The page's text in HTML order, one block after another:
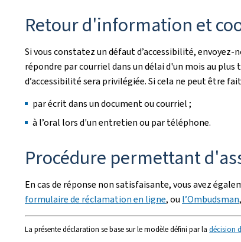
Retour d'information et
Si vous constatez un défaut d’accessibilité, envoyez-
répondre par courriel dans un délai d'un mois au
d’accessibilité sera privilégiée. Si cela ne peut être
par écrit dans un document ou courriel ;
à l’oral lors d'un entretien ou par téléphone.
Procédure permettant
En cas de réponse non satisfaisante, vous avez
formulaire de réclamation en ligne, ou l’Ombudsman
La présente déclaration se base sur le modèle défini par la décision